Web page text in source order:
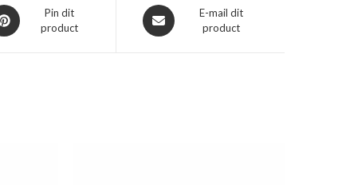
Pin dit
product
Opent
in
E-mail dit
product